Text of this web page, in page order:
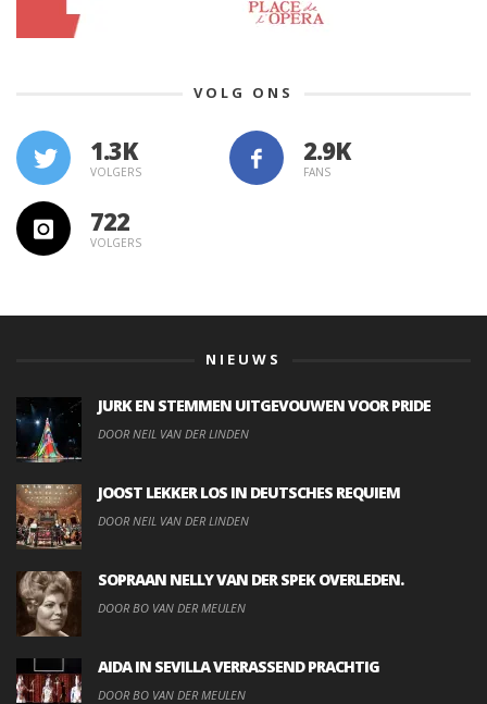
VOLG ONS
1.3K
VOLGERS FANS
722
VOLGERS
NIEUWS
JURK EN STEMMEN UITGEVOUWEN VOOR PRIDE
DOOR NEIL VAN DER LINDEN
JOOST LEKKER LOS IN DEUTSCHES REQUIEM
DOOR NEIL VAN DER LINDEN
SOPRAAN NELLY VAN DER SPEK OVERLEDEN.
DOOR BO VAN DER MEULEN
AIDA IN SEVILLA VERRASSEND PRACHTIG
DOOR BO VAN DER MEULEN